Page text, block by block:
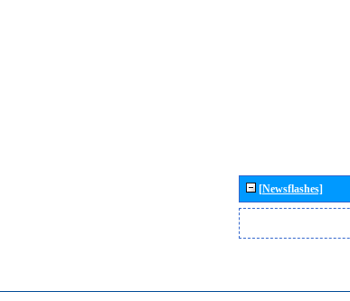
[Newsflashes]